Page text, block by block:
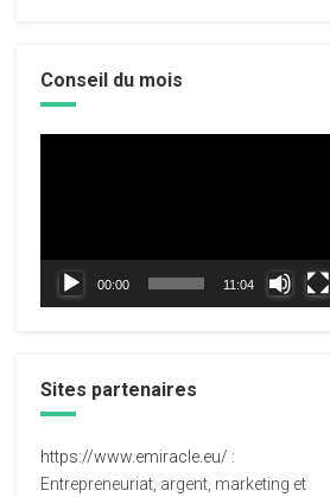
Conseil du mois
00:00 11:04
Sites partenaires
https://www.emiracle.eu/ :
Entrepreneuriat, argent, marketing et